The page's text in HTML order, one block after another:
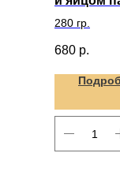
280 гр.
680 р.